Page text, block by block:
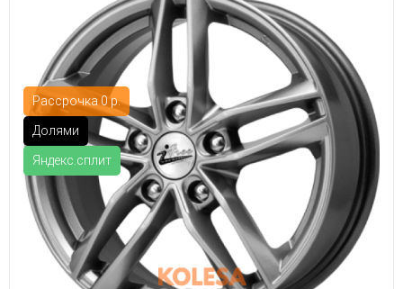
Рассрочка 0 р.
Долями
Яндекс.сплит